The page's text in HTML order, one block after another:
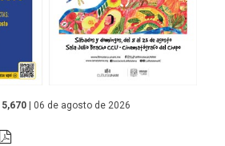
| 06 de agosto de 2026